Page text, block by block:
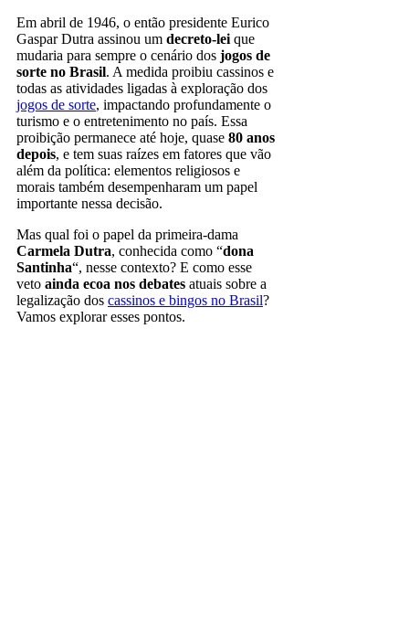
Em abril de 1946, o então presidente Eurico
Gaspar Dutra assinou um decreto-lei que
mudaria para sempre o cenário dos jogos de
sorte no Brasil. A medida proibiu cassinos e
todas as atividades ligadas à exploração dos
jogos de sorte, impactando profundamente o
turismo e o entretenimento no país. Essa
proibição permanece até hoje, quase 80 anos
depois, e tem suas raízes em fatores que vão
além da política: elementos religiosos e
morais também desempenharam um papel
importante nessa decisão.
Mas qual foi o papel da primeira-dama
Carmela Dutra, conhecida como “dona
Santinha“, nesse contexto? E como esse
veto ainda ecoa nos debates atuais sobre a
legalização dos cassinos e bingos no Brasil?
Vamos explorar esses pontos.